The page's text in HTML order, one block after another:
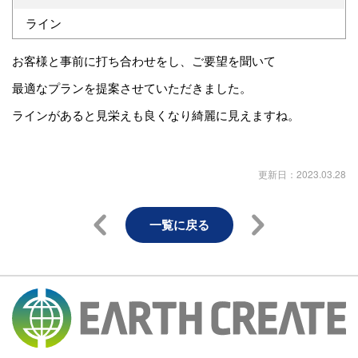
ライン
お客様と事前に打ち合わせをし、ご要望を聞いて
最適なプランを提案させていただきました。
ラインがあると見栄えも良くなり綺麗に見えますね。
更新日：2023.03.28
一覧に戻る